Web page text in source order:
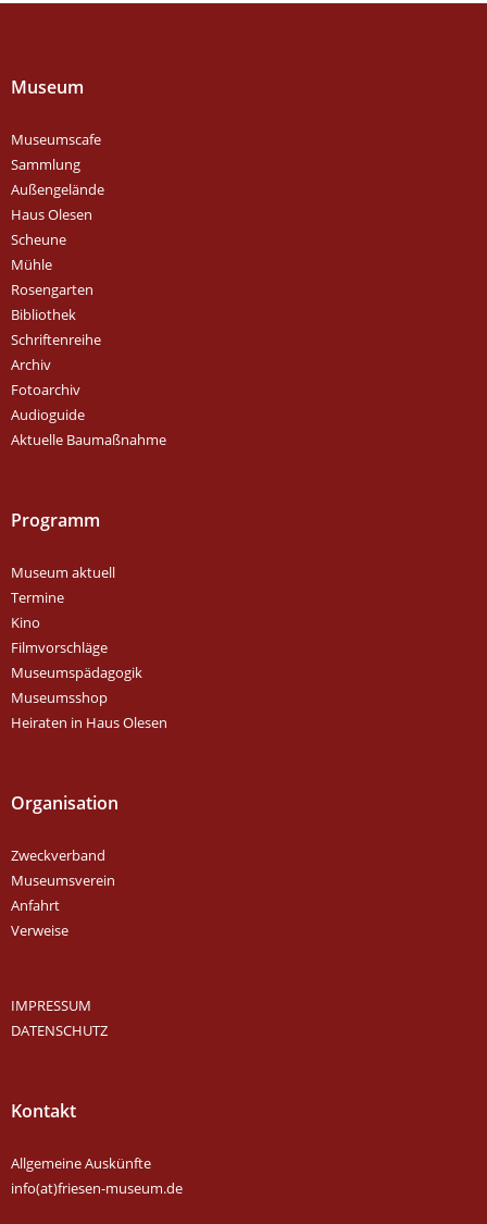
Museum
Museumscafe
Sammlung
Außengelände
Haus Olesen
Scheune
Mühle
Rosengarten
Bibliothek
Schriftenreihe
Archiv
Fotoarchiv
Audioguide
Aktuelle Baumaßnahme
Programm
Museum aktuell
Termine
Kino
Filmvorschläge
Museumspädagogik
Museumsshop
Heiraten in Haus Olesen
Organisation
Zweckverband
Museumsverein
Anfahrt
Verweise
IMPRESSUM
DATENSCHUTZ
Kontakt
Allgemeine Auskünfte
info(at)friesen-museum.de